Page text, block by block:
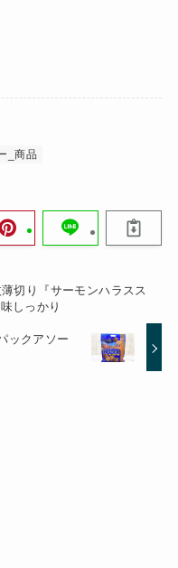
_商品
切り『サーモンハラスス
しっかり
ックアソー